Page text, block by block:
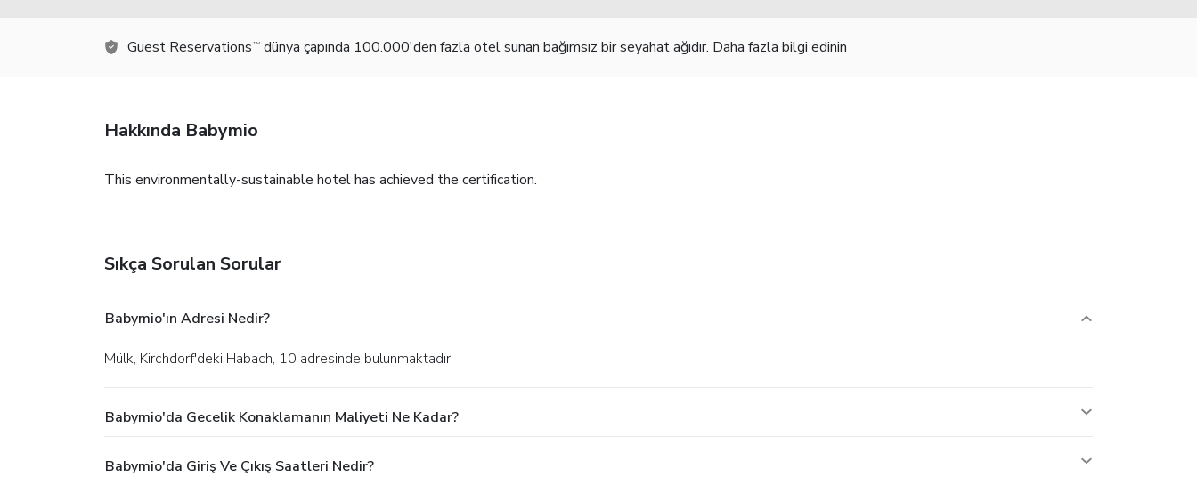
Guest Reservations TM dünya çapında 100.000'den fazla otel sunan bağımsız bir seyahat ağıdır. Daha fazla bilgi edinin
Hakkında Babymio
This environmentally-sustainable hotel has achieved the certification.
Sıkça Sorulan Sorular
Babymio'ın Adresi Nedir?
Mülk, Kirchdorf'deki Habach, 10 adresinde bulunmaktadır.
Babymio'da Gecelik Konaklamanın Maliyeti Ne Kadar?
Babymio'da Giriş Ve Çıkış Saatleri Nedir?